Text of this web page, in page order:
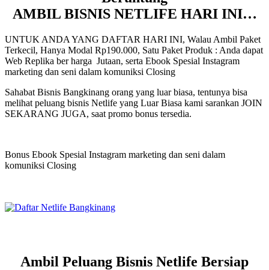
AMBIL BISNIS NETLIFE HARI INI…
UNTUK ANDA YANG DAFTAR HARI INI, Walau Ambil Paket
Terkecil, Hanya Modal Rp190.000, Satu Paket Produk : Anda dapat
Web Replika ber harga Jutaan, serta Ebook Spesial Instagram
marketing dan seni dalam komuniksi Closing
Sahabat Bisnis Bangkinang orang yang luar biasa, tentunya bisa
melihat peluang bisnis Netlife yang Luar Biasa kami sarankan JOIN
SEKARANG JUGA, saat promo bonus tersedia.
Bonus Ebook Spesial Instagram marketing dan seni dalam
komuniksi Closing
Ambil Peluang Bisnis Netlife Bersiap